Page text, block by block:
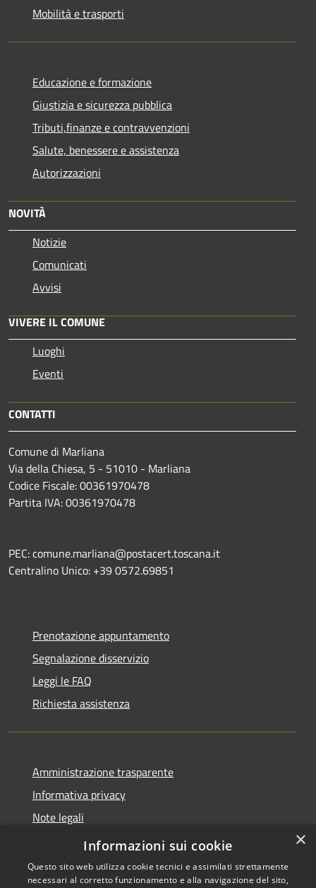
Mobilità e trasporti
Educazione e formazione
Giustizia e sicurezza pubblica
Tributi,finanze e contravvenzioni
Salute, benessere e assistenza
Autorizzazioni
NOVITÀ
Notizie
Comunicati
Avvisi
VIVERE IL COMUNE
Luoghi
Eventi
CONTATTI
Comune di Marliana
Via della Chiesa, 5 - 51010 - Marliana
Codice Fiscale: 00361970478
Partita IVA: 00361970478
PEC: comune.marliana@postacert.toscana.it
Centralino Unico: +39 0572.69851
Prenotazione appuntamento
Segnalazione disservizio
Leggi le FAQ
Richiesta assistenza
Amministrazione trasparente
Informativa privacy
Note legali
Dichiarazione di accessibilità
×
Informazioni sui cookie
Questo sito web utilizza cookie tecnici e assimilati strettamente
necessari al corretto funzionamento e alla navigazione del sito,